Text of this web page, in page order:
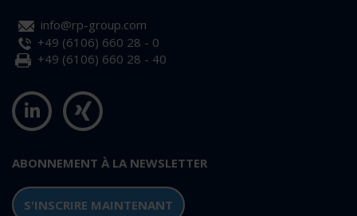
info@rp-group.com
+49 (6106) 660 28 - 0
+49 (6106) 660 28 - 40
ABONNEMENT À LA NEWSLETTER
S'INSCRIRE MAINTENANT